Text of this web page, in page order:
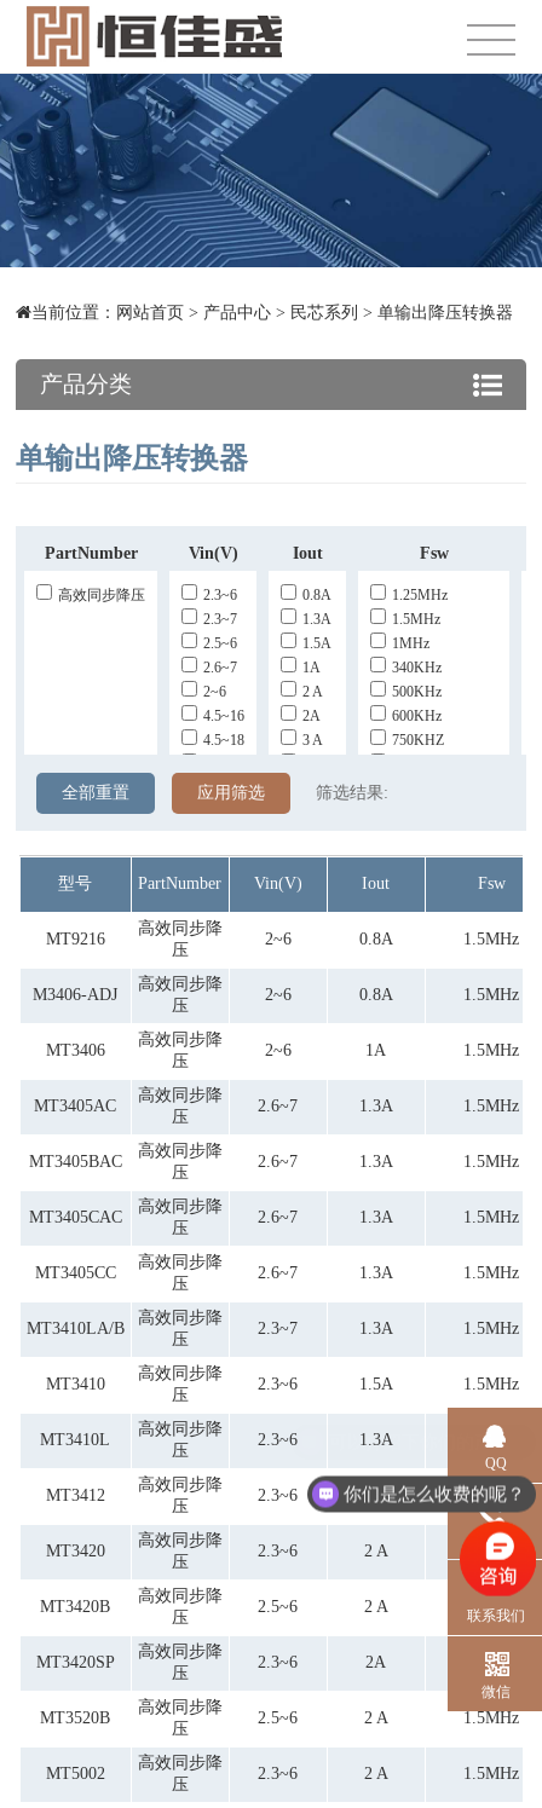
当前位置： 网站首页 > 产品中心 > 民芯系列 >单输出降压转换器
产品分类
单输出降压转换器
PartNumber Vin(V) Iout Fsw
高效同步降压
2.3~6
2.3~7
2.5~6
2.6~7
2~6
4.5~16
4.5~18
4.5~22
5~100
0.8A
1.3A
1.5A
1A
2 A
2A
3 A
3A
1.25MHz
1.5MHz
1MHz
340KHz
500KHz
600KHz
750KHZ
全部重置 应用筛选 筛选结果:
型号 PartNumber Vin(V) Iout Fsw
MT9216
高效同步降
压
2~6 0.8A 1.5MHz
M3406-ADJ
高效同步降
压
2~6 0.8A 1.5MHz
MT3406
高效同步降
压
2~6 1A 1.5MHz
MT3405AC
高效同步降
压
2.6~7 1.3A 1.5MHz
MT3405BAC
高效同步降
压
2.6~7 1.3A 1.5MHz
MT3405CAC
高效同步降
压
2.6~7 1.3A 1.5MHz
MT3405CC
高效同步降
压
2.6~7 1.3A 1.5MHz
MT3410LA/B
高效同步降
压
2.3~7 1.3A 1.5MHz
MT3410
高效同步降
压
2.3~6 1.5A 1.5MHz
MT3410L
高效同步降
压
2.3~6 1.3A 1.5MHz
MT3412
高效同步降
压
2.3~6 1.3A 1.5MHz
MT3420
高效同步降
压
2.3~6 2 A 1.5MHz
MT3420B
高效同步降
压
2.5~6 2 A 1.5MHz
MT3420SP
高效同步降
压
2.3~6 2A 1.5MHz
MT3520B
高效同步降
压
2.5~6 2 A 1.5MHz
MT5002
高效同步降
压
2.3~6 2 A 1.5MHz
QQ
电话
联系我们
微信
你们是怎么收费的呢？